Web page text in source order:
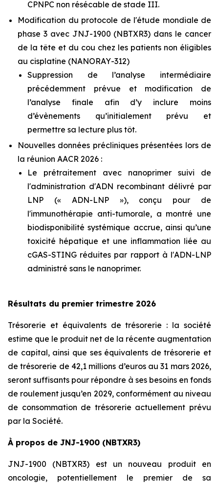
CPNPC non résécable de stade III.
Modification du protocole de l'étude mondiale de
phase 3 avec JNJ-1900 (NBTXR3) dans le cancer
de la tête et du cou chez les patients non éligibles
au cisplatine (NANORAY-312)
Suppression de l’analyse intermédiaire
précédemment prévue et modification de
l’analyse finale afin d’y inclure moins
d’évènements qu’initialement prévu et
permettre sa lecture plus tôt.
Nouvelles données précliniques présentées lors de
la réunion AACR 2026 :
Le prétraitement avec nanoprimer suivi de
l'administration d'ADN recombinant délivré par
LNP (« ADN-LNP »), conçu pour de
l'immunothérapie anti-tumorale, a montré une
biodisponibilité systémique accrue, ainsi qu’une
toxicité hépatique et une inflammation liée au
cGAS-STING réduites par rapport à l'ADN-LNP
administré sans le nanoprimer.
Résultats du premier trimestre 2026
Trésorerie et équivalents de trésorerie : la société
estime que le produit net de la récente augmentation
de capital, ainsi que ses équivalents de trésorerie et
de trésorerie de 42,1 millions d’euros au 31 mars 2026,
seront suffisants pour répondre à ses besoins en fonds
de roulement jusqu’en 2029, conformément au niveau
de consommation de trésorerie actuellement prévu
par la Société.
À propos de JNJ-1900 (NBTXR3)
JNJ-1900 (NBTXR3) est un nouveau produit en
oncologie, potentiellement le premier de sa